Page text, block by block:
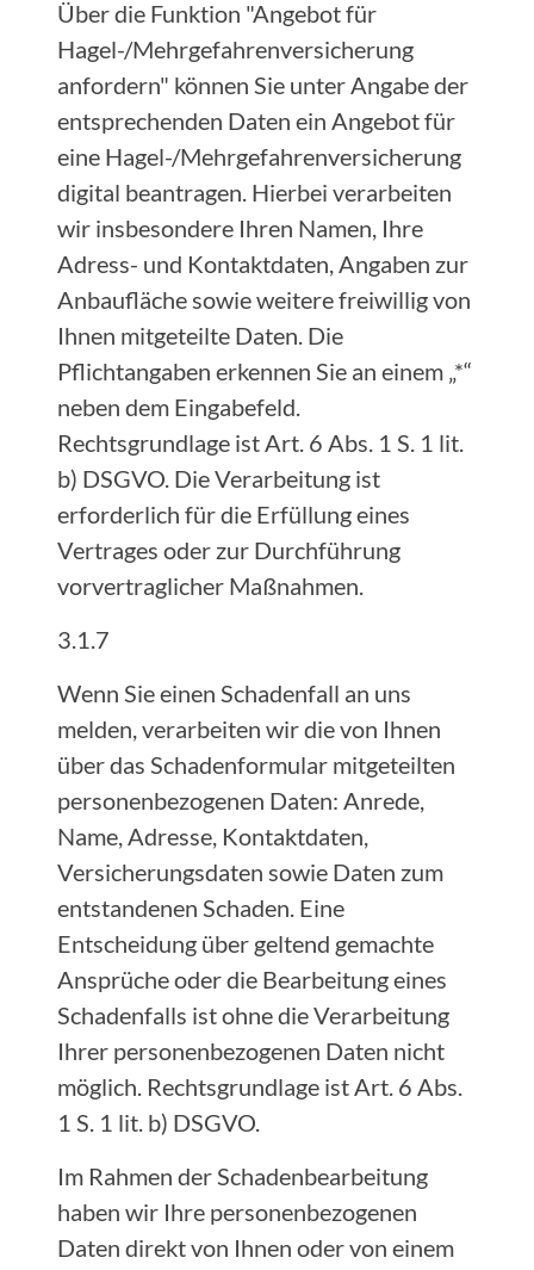
Über die Funktion "Angebot für
Hagel-/Mehrgefahrenversicherung
anfordern" können Sie unter Angabe der
entsprechenden Daten ein Angebot für
eine Hagel-/Mehrgefahrenversicherung
digital beantragen. Hierbei verarbeiten
wir insbesondere Ihren Namen, Ihre
Adress- und Kontaktdaten, Angaben zur
Anbaufläche sowie weitere freiwillig von
Ihnen mitgeteilte Daten. Die
Pflichtangaben erkennen Sie an einem „*“
neben dem Eingabefeld.
Rechtsgrundlage ist Art. 6 Abs. 1 S. 1 lit.
b) DSGVO. Die Verarbeitung ist
erforderlich für die Erfüllung eines
Vertrages oder zur Durchführung
vorvertraglicher Maßnahmen.
3.1.7
Wenn Sie einen Schadenfall an uns
melden, verarbeiten wir die von Ihnen
über das Schadenformular mitgeteilten
personenbezogenen Daten: Anrede,
Name, Adresse, Kontaktdaten,
Versicherungsdaten sowie Daten zum
entstandenen Schaden. Eine
Entscheidung über geltend gemachte
Ansprüche oder die Bearbeitung eines
Schadenfalls ist ohne die Verarbeitung
Ihrer personenbezogenen Daten nicht
möglich. Rechtsgrundlage ist Art. 6 Abs.
1 S. 1 lit. b) DSGVO.
Im Rahmen der Schadenbearbeitung
haben wir Ihre personenbezogenen
Daten direkt von Ihnen oder von einem